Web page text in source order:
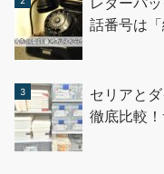
話番号は
セリアと
徹底比較